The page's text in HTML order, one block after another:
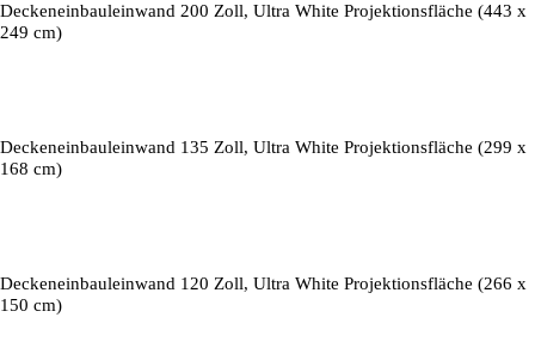
Deckeneinbauleinwand 200 Zoll, Ultra White Projektionsfläche (443 x
249 cm)
Deckeneinbauleinwand 135 Zoll, Ultra White Projektionsfläche (299 x
168 cm)
Deckeneinbauleinwand 120 Zoll, Ultra White Projektionsfläche (266 x
150 cm)